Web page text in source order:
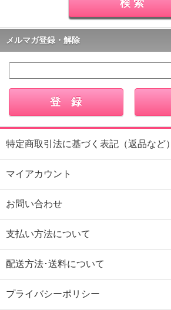
メルマガ登録・解除
特定商取引法に基づく表記（返品など）
マイアカウント
お問い合わせ
支払い方法について
配送方法･送料について
プライバシーポリシー